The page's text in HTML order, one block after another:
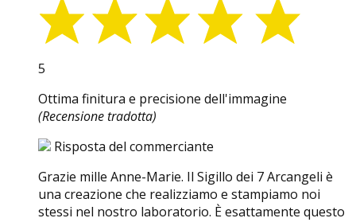
5
Ottima finitura e precisione dell'immagine
(Recensione tradotta)
Risposta del commerciante
Grazie mille Anne-Marie. Il Sigillo dei 7 Arcangeli è
una creazione che realizziamo e stampiamo noi
stessi nel nostro laboratorio. È esattamente questo